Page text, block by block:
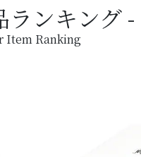
ランキング
Item Ranking